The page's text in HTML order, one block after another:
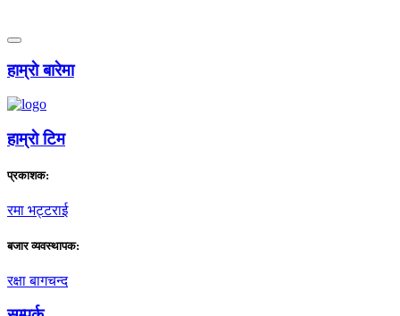
हाम्राे बारेमा
हाम्राे टिम
प्रकाशक:
रमा भट्टराई
बजार व्यवस्थापक:
रक्षा बागचन्द